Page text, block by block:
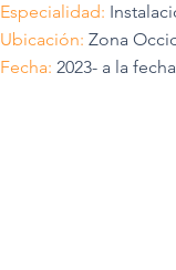
Especialidad:
Ubicación: Zona
Fecha: 2023- a la fecha